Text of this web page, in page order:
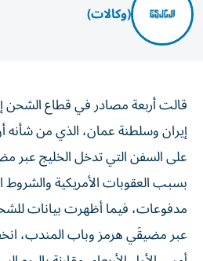
(وكالات)
قالت أربعة مصادر في قطاع الشحن
إيران وسلطنة عمان، الذي من ‌شأنه
على السفن التي تدخل الخليج عبر
بسبب العقوبات الأمريكية والشروط
مدفوعات، فيما أظهرت بيانات
عبر مضيقَي هرمز وباب المندب،
أمس الأول الأربعاء، مقارنة باليوم